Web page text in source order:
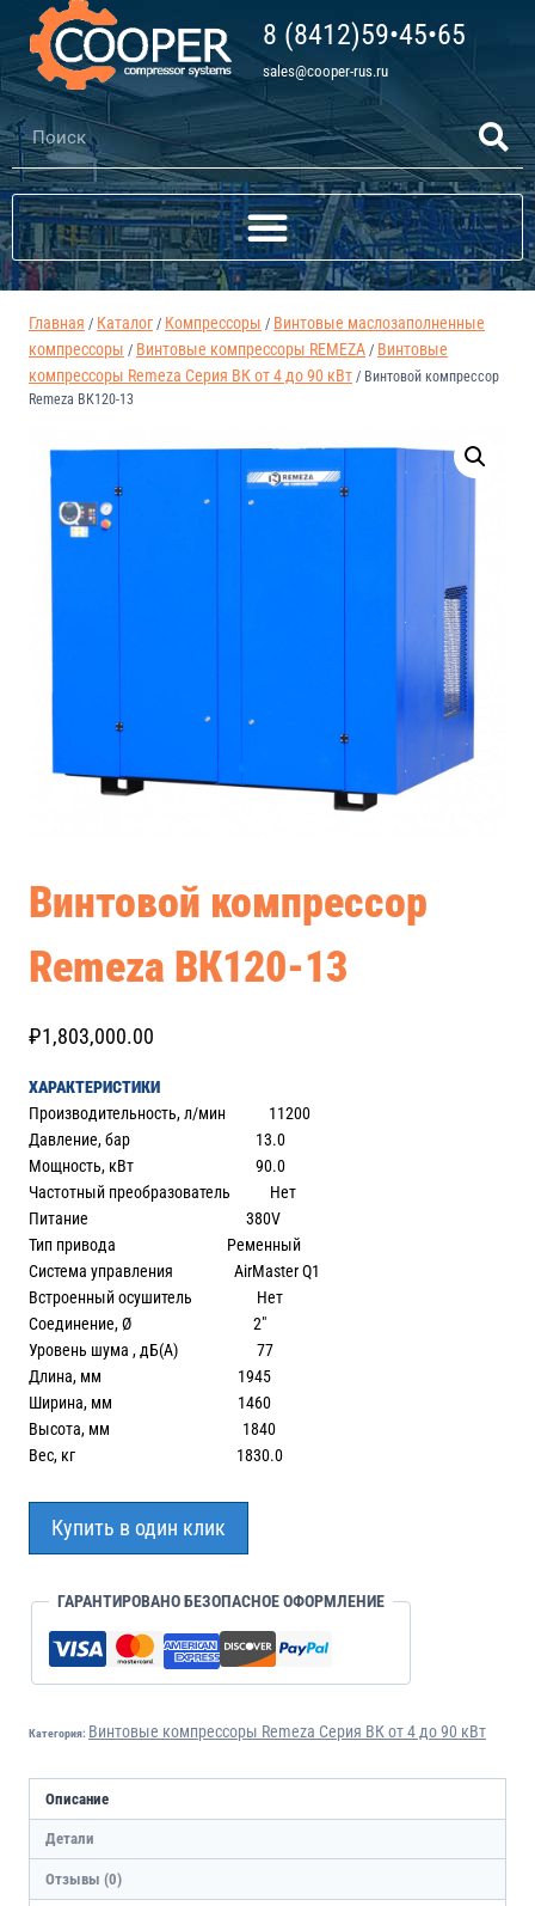
8 (8412)59•45•65
sales@cooper-rus.ru
Главная / Каталог / Компрессоры / Винтовые маслозаполненные
компрессоры / Винтовые компрессоры REMEZA / Винтовые
компрессоры Remeza Серия ВК от 4 до 90 кВт / Винтовой компрессор
Remeza ВК120-13
Винтовой компрессор
Remeza ВК120-13
₽1,803,000.00
ХАРАКТЕРИСТИКИ
Производительность, л/мин 11200
Давление, бар 13.0
Мощность, кВт 90.0
Частотный преобразователь Нет
Питание 380V
Тип привода Ременный
Система управления AirMaster Q1
Встроенный осушитель Нет
Соединение, Ø 2″
Уровень шума , дБ(А) 77
Длина, мм 1945
Ширина, мм 1460
Высота, мм 1840
Вес, кг 1830.0
Купить в один клик
ГАРАНТИРОВАНО БЕЗОПАСНОЕ ОФОРМЛЕНИЕ
Категория: Винтовые компрессоры Remeza Серия ВК от 4 до 90 кВт
Описание
Детали
Отзывы (0)